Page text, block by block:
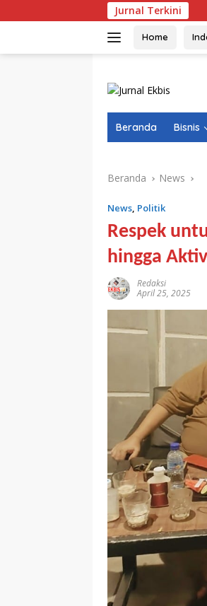
ke
Jurnal Terkini
Home
Beranda Bisnis
Beranda News
News, Politik
Respek
hingga
Redaksi
April 25, 2025